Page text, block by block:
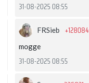
31-08-2025 08:55
FRSieb +128084
mogge
31-08-2025 08:55